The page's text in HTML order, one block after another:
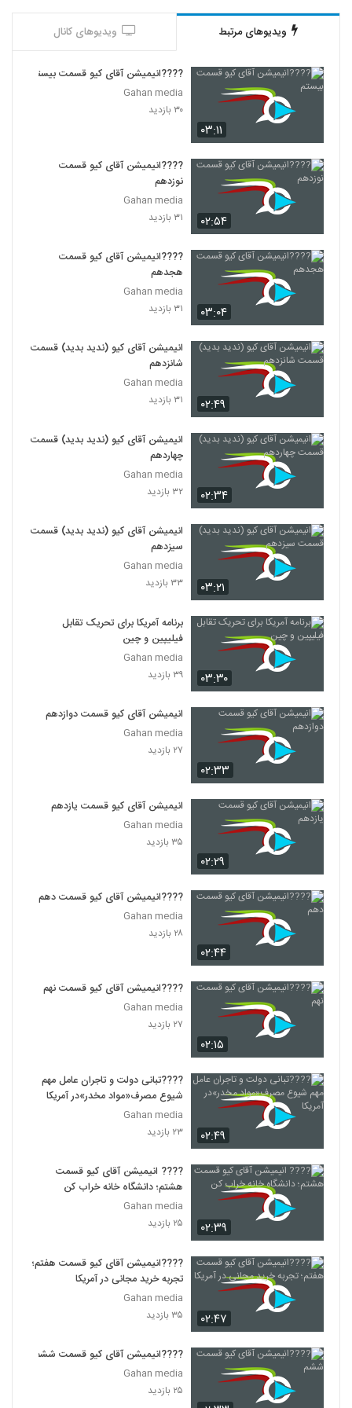
دکتر سلام
17
لحظات آغار جشن پنج سالگی دکتر سلام
فرهیخگان
۴۴۶ بازدید
ویدیوهای مرتبط ویدیوهای کانال
۰۳:۱۱
????️انیمیشن آقای کیو قسمت بیستم
Gahan media
۳۰ بازدید
۰۲:۵۴
????️انیمیشن آقای کیو قسمت
نوزدهم
Gahan media
۳۱ بازدید
۰۳:۰۴
????️انیمیشن آقای کیو قسمت
هجدهم
Gahan media
۳۱ بازدید
۰۲:۴۹
انیمیشن آقای کیو (ندید بدید) قسمت
شانزدهم
Gahan media
۳۱ بازدید
۰۲:۳۴
انیمیشن آقای کیو (ندید بدید) قسمت
چهاردهم
Gahan media
۳۲ بازدید
۰۳:۲۱
انیمیشن آقای کیو (ندید بدید) قسمت
سیزدهم
Gahan media
۳۳ بازدید
۰۳:۳۰
برنامه آمریکا برای تحریک تقابل
فیلیپین و چین
Gahan media
۳۹ بازدید
۰۲:۳۳
انیمیشن آقای کیو قسمت دوازدهم
Gahan media
۲۷ بازدید
۰۲:۲۹
انیمیشن آقای کیو قسمت یازدهم
Gahan media
۳۵ بازدید
۰۲:۴۴
????انیمیشن آقای کیو قسمت دهم
Gahan media
۲۸ بازدید
۰۲:۱۵
????انیمیشن آقای کیو قسمت نهم
Gahan media
۲۷ بازدید
۰۲:۴۹
????تبانی دولت و تاجران عامل مهم
شیوع مصرف«مواد مخدر»در آمریکا
Gahan media
۲۳ بازدید
۰۲:۳۹
???? انیمیشن آقای کیو قسمت
هشتم؛ دانشگاه خانه خراب کن
Gahan media
۲۵ بازدید
۰۲:۴۷
????انیمیشن آقای کیو قسمت هفتم؛
تجربه خرید مجانی در آمریکا
Gahan media
۳۵ بازدید
????انیمیشن آقای کیو قسمت ششم
Gahan media
۲۵ بازدید